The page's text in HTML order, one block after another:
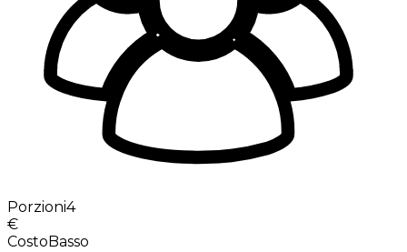
Porzioni4
€
Costo Basso